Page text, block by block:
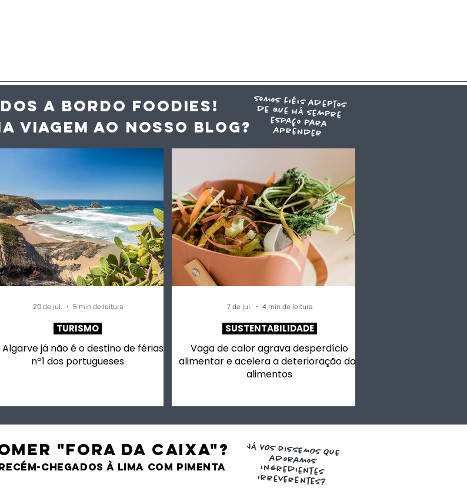
e
Entrevista: “Pequenos
abusos” de temperatura
“podem transformar
rapidamente alimentos
seguros em
potencialmente
perigosos”
A BORDO FOODIES!
VIAGEM AO NOSSO blog?
somos fiéis adeptos
de que há sempre
espaço para
aprender
Algarve já não é o destino de férias
nº1 dos portugueses
TURISMO
20 de jul. 5 min de leitura
Vaga de calor agrava desperdício
alimentar e acelera a deterioração dos
alimentos
SUSTENTABILIDADE
7 de jul. 4 min de leitura
"fora da caixa"?
chegados À LIMA COM PIMENTA
JÁ VOS DISSEMOS QUE
adoramos
ingredientes
irreverentes?